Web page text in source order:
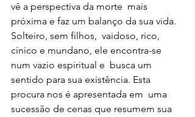
vê a perspectiva da morte  mais
próxima e faz um balanço da sua vida.
Solteiro, sem filhos,  vaidoso, rico,
cínico e mundano, ele encontra-se
num vazio espiritual e  busca um
sentido para sua existência. Esta
procura nos é apresentada em  uma
sucessão de cenas que resumem sua